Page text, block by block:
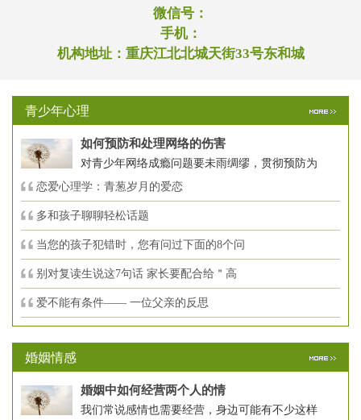
微信号：
手机：
机构地址： 重庆江北北城天街33号东和城
青少年心理
如何预防和处理网络的伤害
对青少年网络成瘾问题要未雨绸缪，贯彻预防为
恋爱心理学：青葱岁月的爱恋
多和孩子聊聊轻松话题
当您的孩子犯错时，您有问过下面的8个问
别对复读生说这7句话 家长要配合给＂高
爱不能有条件—— 一位父亲的反思
婚姻情感
婚姻中如何经营两个人的情
我们常说感情也需要经营，身边可能有不少这样